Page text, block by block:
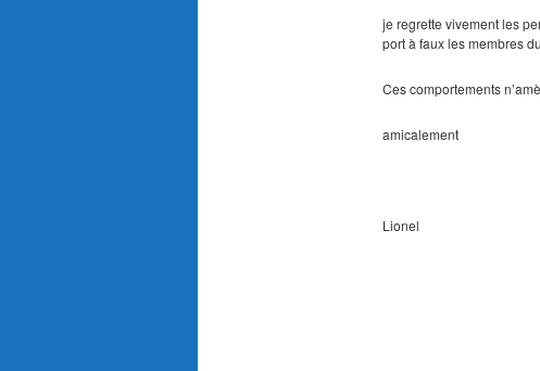
je regrette vivement les
port à faux les membres
Ces comportements
amicalement
Lionel